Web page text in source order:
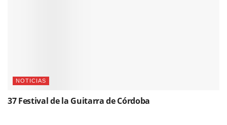
NOTICIAS
37 Festival de la Guitarra de Córdoba